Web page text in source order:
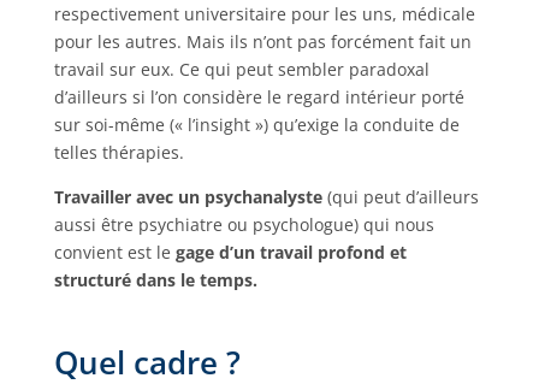
respectivement universitaire pour les uns, médicale
pour les autres. Mais ils n’ont pas forcément fait un
travail sur eux. Ce qui peut sembler paradoxal
d’ailleurs si l’on considère le regard intérieur porté
sur soi-même (« l’insight ») qu’exige la conduite de
telles thérapies.
Travailler avec un psychanalyste(qui peut d’ailleurs
aussi être psychiatre ou psychologue) qui nous
convient est le gage d’un travail profond et
structuré dans le temps.
Quel cadre ?